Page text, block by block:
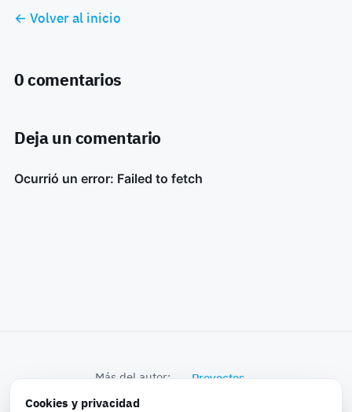
← Volver al inicio
0 comentarios
Deja un comentario
Más del autor: Proyectos
Cookies y privacidad